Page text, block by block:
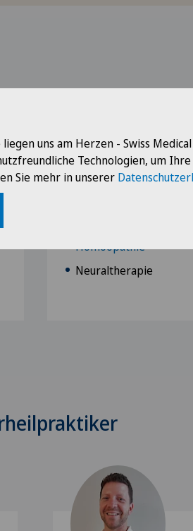
Unser
Naturheilkunde
Homöopathie
Neuraltherapie
uns am Herzen - Swiss
Technologien, um
Sie mehr in unserer